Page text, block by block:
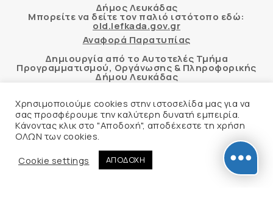
Δήμος Λευκάδας
Μπορείτε να δείτε τον παλιό ιστότοπο εδώ:
old.lefkada.gov.gr
Αναφορά Παρατυπίας
Δημιουργία από το Αυτοτελές Τμήμα
Προγραμματισμού, Οργάνωσης & Πληροφορικής
Δήμου Λευκάδας
Αυτόματος έλεγχος προσβασιμότητας
δικτυακού τόπου με βάση το πρότυπο WCAG 2.1
Δήλωση Προσβασιμότητας
Χρησιμοποιούμε cookies στην ιστοσελίδα μας για να
σας προσφέρουμε την καλύτερη δυνατή εμπειρία.
Κάνοντας κλικ στο "Αποδοχή", αποδέχεστε τη χρήση
ΟΛΩΝ των cookies.
Cookie settings
ΑΠΟΔΟΧΗ